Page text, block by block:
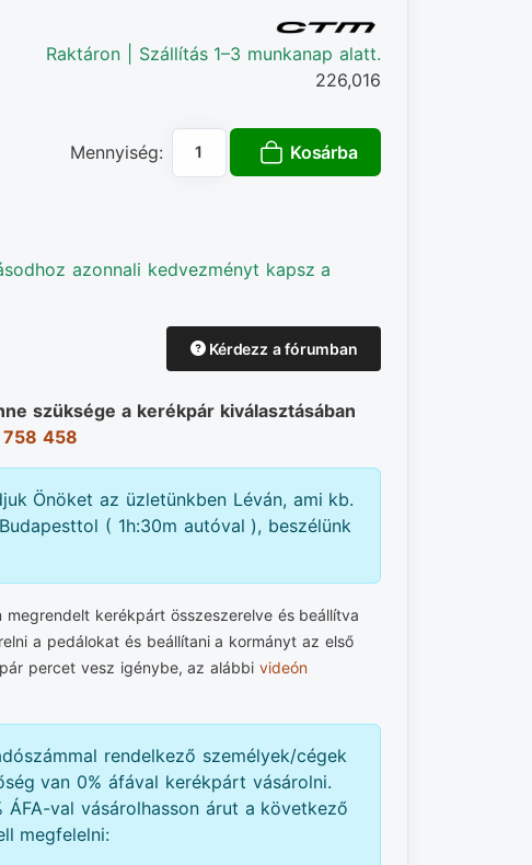
Raktáron | Szállítás 1–3 munkanap alatt.
226,016
Mennyiség: Kosárba
azonnali kedvezményt kapsz a
Kérdezz a fórumban
szüksége a kerékpár kiválasztásában
458
Önöket az üzletünkben Léván, ami kb.
( 1h:30m autóval ), beszélünk
megrendelt kerékpárt összeszerelve és beállítva
a pedálokat és beállítani a kormányt az első
percet vesz igénybe, az alábbivideón
rendelkező személyek/cégek
van 0% áfával kerékpárt vásárolni.
ÁFA-val vásárolhasson árut a következő
megfelelni: